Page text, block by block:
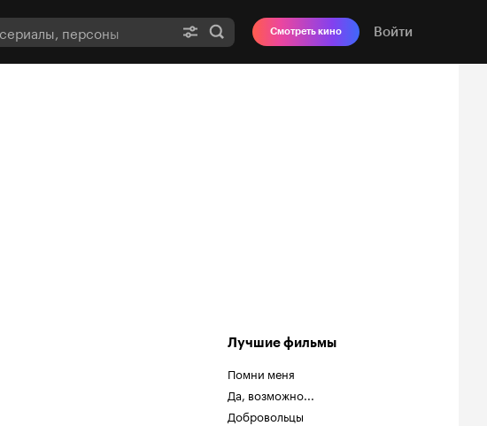
Смотреть кино Войти
Лучшие фильмы
Помни меня
Да, возможно...
Добровольцы